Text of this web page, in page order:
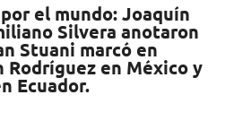
el mundo: Joaquín
Silvera anotaron
Stuani marcó en
Rodríguez en México y
Ecuador.